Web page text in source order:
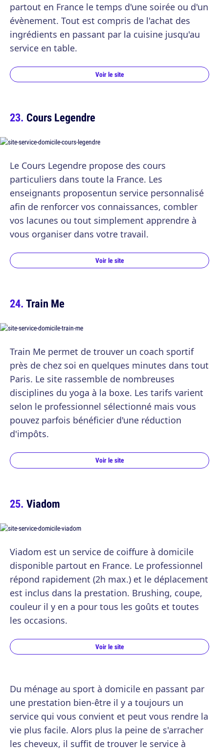
partout en France le temps d'une soirée ou d'un
évènement. Tout est compris de l'achat des
ingrédients en passant par la cuisine jusqu'au
service en table.
Voir le site
Cours Legendre
Le Cours Legendre propose des cours
particuliers dans toute la France. Les
enseignants proposentun service personnalisé
afin de renforcer vos connaissances, combler
vos lacunes ou tout simplement apprendre à
vous organiser dans votre travail.
Voir le site
Train Me
Train Me permet de trouver un coach sportif
près de chez soi en quelques minutes dans tout
Paris. Le site rassemble de nombreuses
disciplines du yoga à la boxe. Les tarifs varient
selon le professionnel sélectionné mais vous
pouvez parfois bénéficier d'une réduction
d'impôts.
Voir le site
Viadom
Viadom est un service de coiffure à domicile
disponible partout en France. Le professionnel
répond rapidement (2h max.) et le déplacement
est inclus dans la prestation. Brushing, coupe,
couleur il y en a pour tous les goûts et toutes
les occasions.
Voir le site
Du ménage au sport à domicile en passant par
une prestation bien-être il y a toujours un
service qui vous convient et peut vous rendre la
vie plus facile. Alors plus la peine de s'arracher
les cheveux, il suffit de trouver le service à